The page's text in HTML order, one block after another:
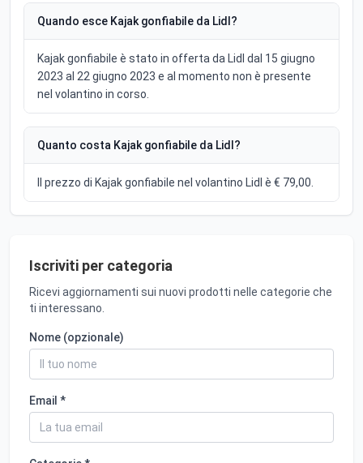
Quando esce Kajak gonfiabile da Lidl?
Kajak gonfiabile è stato in offerta da Lidl dal 15 giugno
2023 al 22 giugno 2023 e al momento non è presente
nel volantino in corso.
Quanto costa Kajak gonfiabile da Lidl?
Il prezzo di Kajak gonfiabile nel volantino Lidl è € 79,00.
Iscriviti per categoria
Ricevi aggiornamenti sui nuovi prodotti nelle categorie che
ti interessano.
Nome (opzionale)
Email *